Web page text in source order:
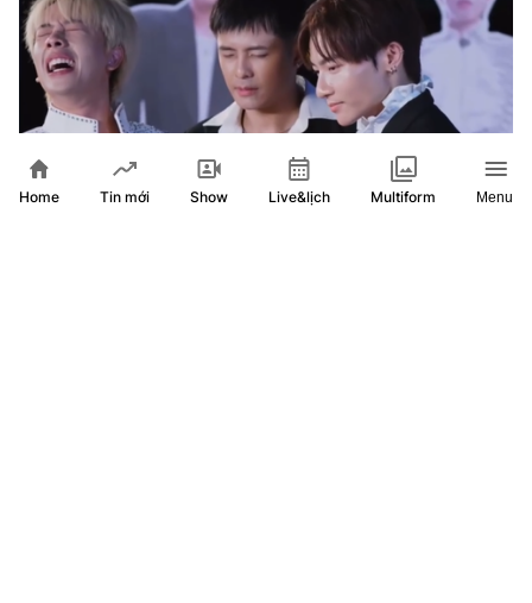
Home Tin mới Show Live&lịch Multiform Menu